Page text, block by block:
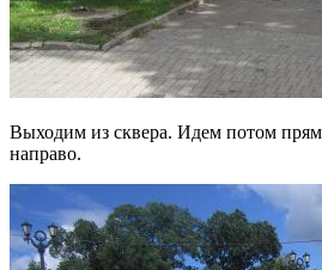
Выходим из сквера. Идем потом
направо.